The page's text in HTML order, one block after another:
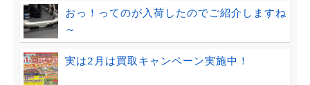
おっ！ってのが入荷したのでご紹介しますね
～
実は2月は買取キャンペーン実施中！